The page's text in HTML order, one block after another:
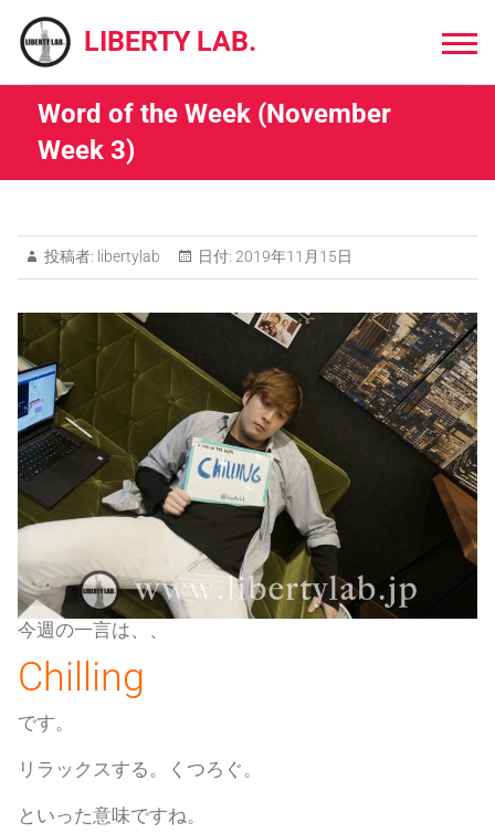
content
LIBERTY LAB.
Word of the Week (November
Week 3)
投稿者: libertylab 日付: 2019年11月15日
今週の一言は、、
Chilling
です。
リラックスする。くつろぐ。
といった意味ですね。